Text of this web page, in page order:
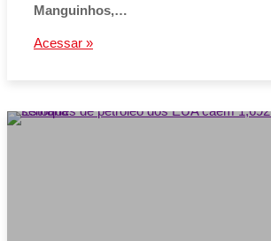
Manguinhos,…
Acessar »